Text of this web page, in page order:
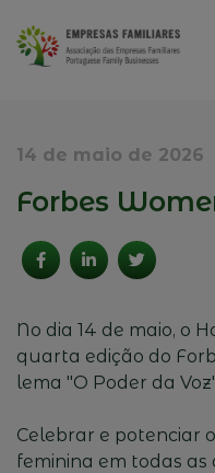
14 de maio de 2026
Forbes
No dia 14 de maio, o
quarta edição do
lema "O Poder da
Celebrar e potenciar
feminina em todas as